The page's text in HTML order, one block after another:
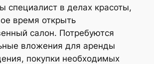
специалист в делах красоты,
время открыть
салон. Потребуются
вложения для аренды
покупки необходимых